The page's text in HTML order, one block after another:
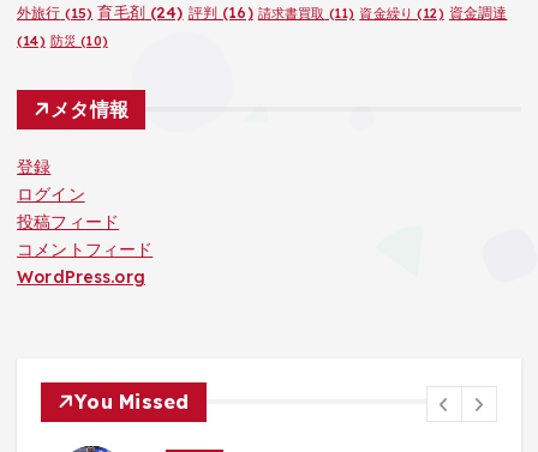
外旅行 (15) 育毛剤(24) 評判 (16) 請求書買取 (11) 資金繰り (12) 資金調達
(14) 防災 (10)
メタ情報
登録
ログイン
投稿フィード
コメントフィード
WordPress.org
You Missed